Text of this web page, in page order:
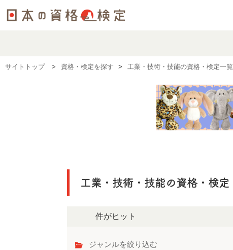
サイトトップ 資格・検定を探す 工業・技術・技能の資格・検定一覧
工業・技術・技能の資格・検定
71件がヒット
ジャンルを絞り込む